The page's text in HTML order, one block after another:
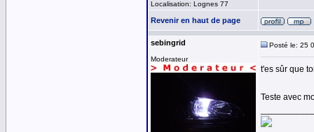
Localisation: Lognes 77
Revenir en haut de page
sebingrid
Moderateur
Posté le: 25
t'es sûr que
Teste avec